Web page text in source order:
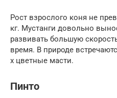
Рост взрослого коня не
кг. Мустанги довольно
развивать большую
время. В природе
х цветные масти.
Пинто